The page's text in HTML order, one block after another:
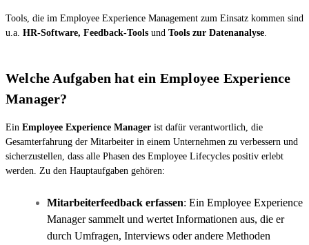
Tools, die im Employee Experience Management zum Einsatz kommen sind
u.a. HR-Software, Feedback-Tools und Tools zur Datenanalyse
Welche Aufgaben hat ein Employee Experience
Manager?
Ein Employee Experience Manager ist dafür verantwortlich, die
Gesamterfahrung der Mitarbeiter in einem Unternehmen zu verbessern und
sicherzustellen, dass alle Phasen des Employee Lifecycles positiv erlebt
werden. Zu den Hauptaufgaben gehören:
Mitarbeiterfeedback erfassen: Ein Employee Experience
Manager sammelt und wertet Informationen aus, die er
durch Umfragen, Interviews oder andere Methoden